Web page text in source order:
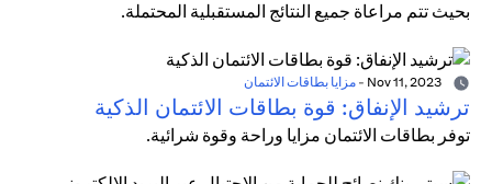
بحيث تتم مراعاة جميع النتائج المستقبلية المحتملة.
- مزايا بطاقات الائتمان
ترشيد الإنفاق: قوة بطاقات الائتمان الذكية
توفر بطاقات الائتمان مزايا وراحة وقوة شرائية.